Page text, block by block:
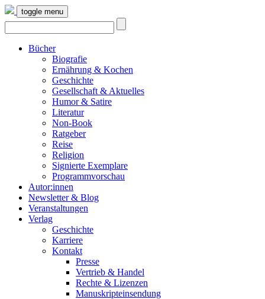
toggle menu
Bücher
Biografie
Ernährung & Kochen
Geschichte
Gesellschaft & Aktuelles
Humor & Satire
Literatur
Non-Book
Ratgeber
Reise
Religion
Signierte Exemplare
Programmvorschau
Autor:innen
Newsletter & Blog
Veranstaltungen
Verlag
Geschichte
Karriere
Kontakt
Presse
Vertrieb & Handel
Rechte & Lizenzen
Manuskripteinsendung